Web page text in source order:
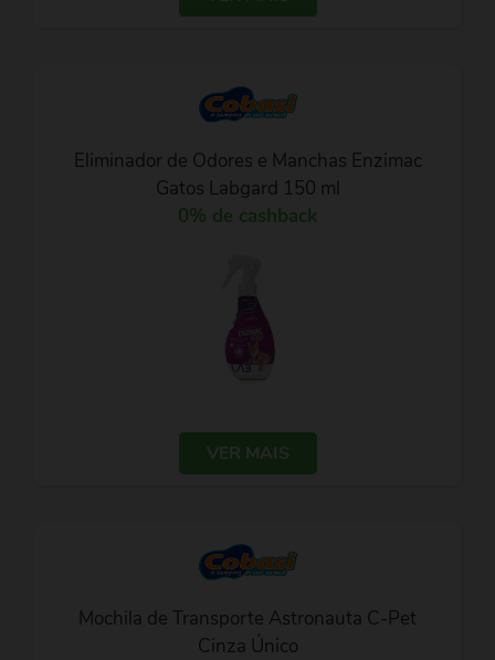
Eliminador de Odores e Manchas Enzimac
Gatos Labgard 150 ml
0% de cashback
VER MAIS
Mochila de Transporte Astronauta C-Pet
Cinza Único